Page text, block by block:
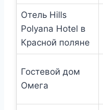
Отель Hills
Polyana Hotel в
Красной поляне
Гостевой дом
Омега